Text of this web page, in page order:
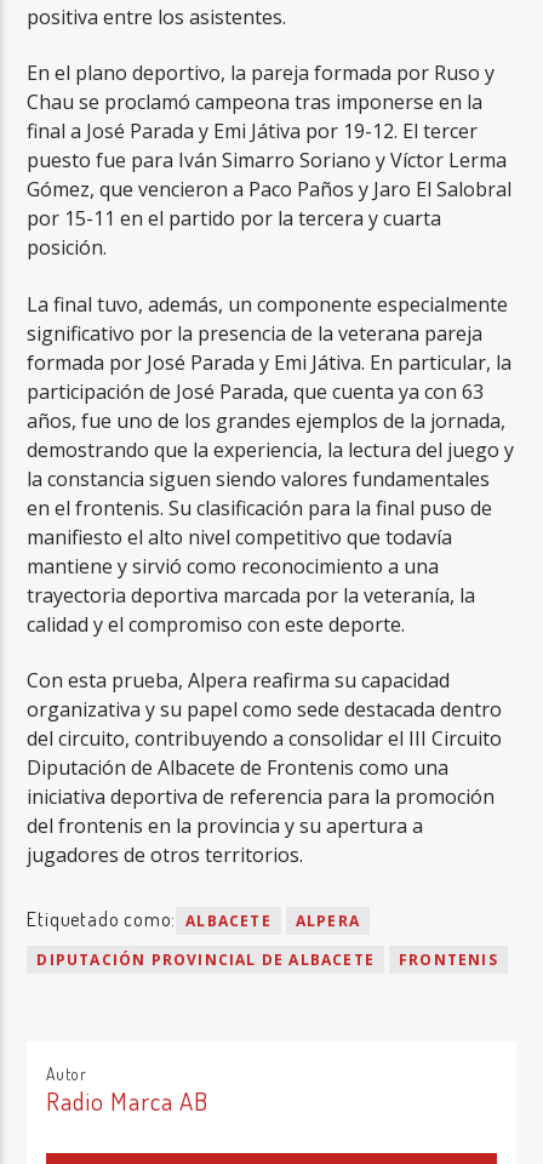
positiva entre los asistentes.
En el plano deportivo, la pareja formada por Ruso y
Chau se proclamó campeona tras imponerse en la
final a José Parada y Emi Játiva por 19-12. El tercer
puesto fue para Iván Simarro Soriano y Víctor Lerma
Gómez, que vencieron a Paco Paños y Jaro El Salobral
por 15-11 en el partido por la tercera y cuarta
posición.
La final tuvo, además, un componente especialmente
significativo por la presencia de la veterana pareja
formada por José Parada y Emi Játiva. En particular, la
participación de José Parada, que cuenta ya con 63
años, fue uno de los grandes ejemplos de la jornada,
demostrando que la experiencia, la lectura del juego y
la constancia siguen siendo valores fundamentales
en el frontenis. Su clasificación para la final puso de
manifiesto el alto nivel competitivo que todavía
mantiene y sirvió como reconocimiento a una
trayectoria deportiva marcada por la veteranía, la
calidad y el compromiso con este deporte.
Con esta prueba, Alpera reafirma su capacidad
organizativa y su papel como sede destacada dentro
del circuito, contribuyendo a consolidar el III Circuito
Diputación de Albacete de Frontenis como una
iniciativa deportiva de referencia para la promoción
del frontenis en la provincia y su apertura a
jugadores de otros territorios.
Etiquetado como: ALBACETE
ALPERA
DIPUTACIÓN PROVINCIAL DE ALBACETE
FRONTENIS
Autor
Radio Marca AB